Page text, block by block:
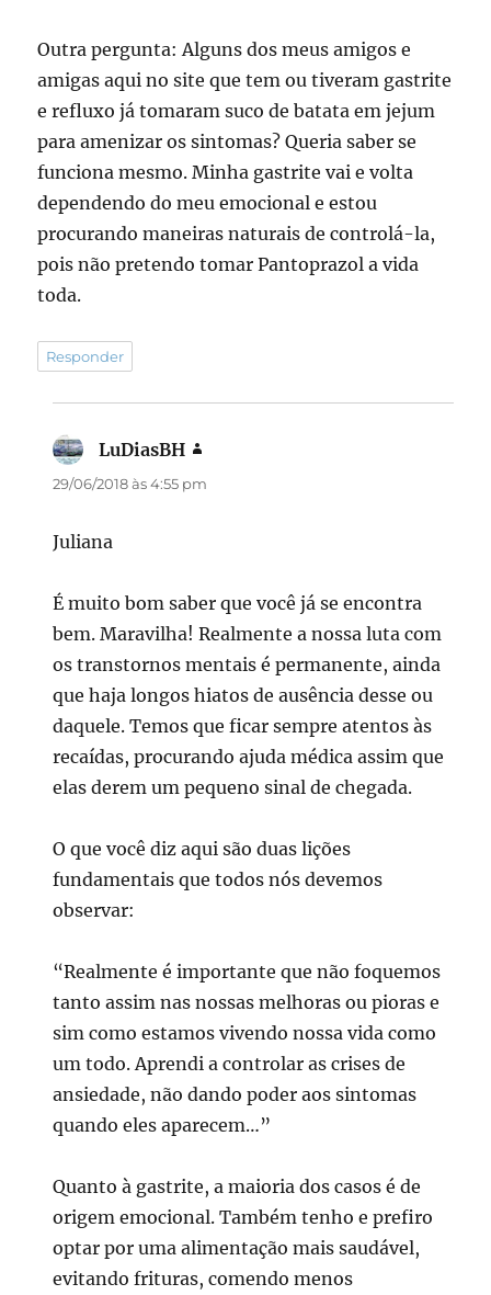
Outra pergunta: Alguns dos meus amigos e
amigas aqui no site que tem ou tiveram gastrite
e refluxo já tomaram suco de batata em jejum
para amenizar os sintomas? Queria saber se
funciona mesmo. Minha gastrite vai e volta
dependendo do meu emocional e estou
procurando maneiras naturais de controlá-la,
pois não pretendo tomar Pantoprazol a vida
toda.
Responder
LuDiasBH
29/06/2018 às 4:55 pm
Juliana
É muito bom saber que você já se encontra
bem. Maravilha! Realmente a nossa luta com
os transtornos mentais é permanente, ainda
que haja longos hiatos de ausência desse ou
daquele. Temos que ficar sempre atentos às
recaídas, procurando ajuda médica assim que
elas derem um pequeno sinal de chegada.
O que você diz aqui são duas lições
fundamentais que todos nós devemos
observar:
“Realmente é importante que não foquemos
tanto assim nas nossas melhoras ou pioras e
sim como estamos vivendo nossa vida como
um todo. Aprendi a controlar as crises de
ansiedade, não dando poder aos sintomas
quando eles aparecem…”
Quanto à gastrite, a maioria dos casos é de
origem emocional. Também tenho e prefiro
optar por uma alimentação mais saudável,
evitando frituras, comendo menos